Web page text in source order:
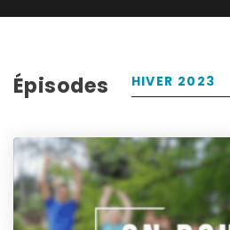
Épisodes HIVER 2023